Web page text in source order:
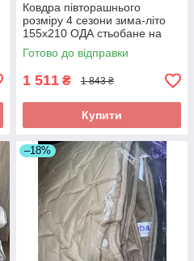
Ковдра півторашнього
розміру 4 сезони зима-літо
155х210 ОДА стьобане на
кнопках 3 в 1, Колір - білий
Готово до відправки
1 511 ₴ 1 843 ₴
Купити
–18%